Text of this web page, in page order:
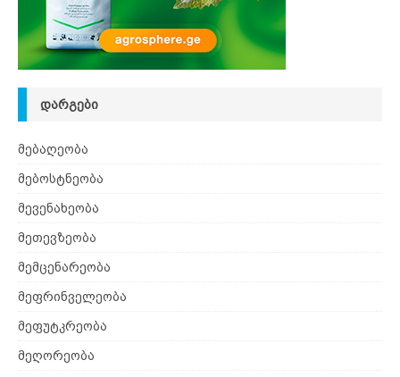
ᲓᲐᲠᲒᲔᲑᲘ
მებაღეობა
მებოსტნეობა
მევენახეობა
მეთევზეობა
მემცენარეობა
მეფრინველეობა
მეფუტკრეობა
მეღორეობა